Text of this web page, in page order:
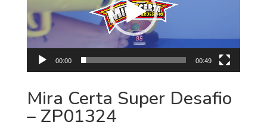
00:00 00:49
Mira Certa Super Desafio
– ZP01324